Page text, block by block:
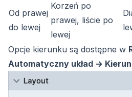
Od prawej
do lewej
Korzeń po
prawej, liście po
lewej
Opcje kierunku są dostępne w
Automatyczny układ →